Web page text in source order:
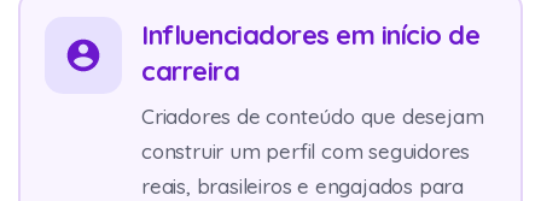
Influenciadores em início de
carreira
Criadores de conteúdo que desejam
construir um perfil com seguidores
reais, brasileiros e engajados para